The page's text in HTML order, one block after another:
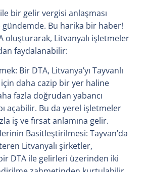
bir gelir vergisi anlaşması
Bu harika bir haber!
oluşturarak, Litvanyalı işletmeler
faydalanabilir:
Bir DTA, Litvanya’yı Tayvanlı
için daha cazip bir yer haline
fazla doğrudan yabancı
açabilir. Bu da yerel işletmeler
iş ve fırsat anlamına gelir.
Basitleştirilmesi: Tayvan’da
Litvanyalı şirketler,
DTA ile gelirleri üzerinden iki